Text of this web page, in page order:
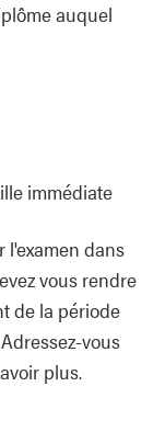
auquel
immédiate
l'examen dans
vous rendre
de la période
vous
plus.